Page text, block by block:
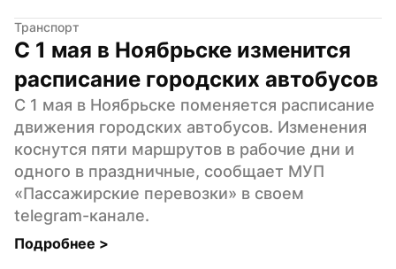
Транспорт
С 1 мая в Ноябрьске изменится
расписание городских автобусов
С 1 мая в Ноябрьске поменяется расписание
движения городских автобусов. Изменения
коснутся пяти маршрутов в рабочие дни и
одного в праздничные, сообщает МУП
«Пассажирские перевозки» в своем
telegram-канале.
Подробнее >